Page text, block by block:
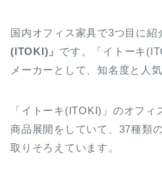
国内オフィス家具で3つ目に紹
(ITOKI)」 です。「イトーキ
メーカーとして、知名度と人
「イトーキ(ITOKI)」のオフ
商品展開をしていて、37種類
取りそろえています。